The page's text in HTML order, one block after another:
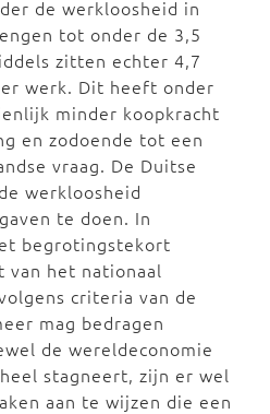
de werkloosheid in
tot onder de 3,5
zitten echter 4,7
werk. Dit heeft onder
minder koopkracht
en zodoende tot een
vraag. De Duitse
werkloosheid
te doen. In
begrotingstekort
van het nationaal
criteria van de
mag bedragen
de wereldeconomie
stagneert, zijn er wel
aan te wijzen die een